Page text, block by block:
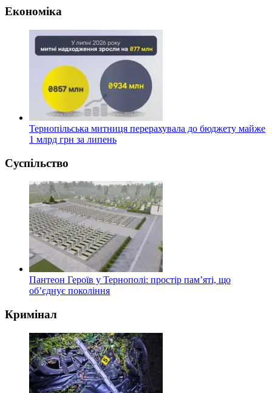
Економіка
Тернопільська митниця перерахувала до бюджету майже
1 млрд грн за липень
Суспільство
Пантеон Героїв у Тернополі: простір пам’яті, що
об’єднує покоління
Кримінал